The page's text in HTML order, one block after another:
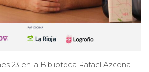
23 en la Biblioteca Rafael Azcona